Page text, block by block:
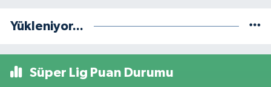
Yükleniyor...
Süper Lig Puan Durumu